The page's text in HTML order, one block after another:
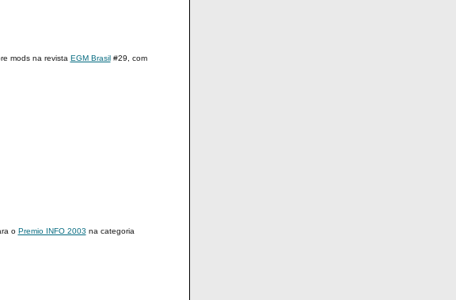
mods na revista EGM Brasil#29, com
o Premio INFO 2003 na categoria